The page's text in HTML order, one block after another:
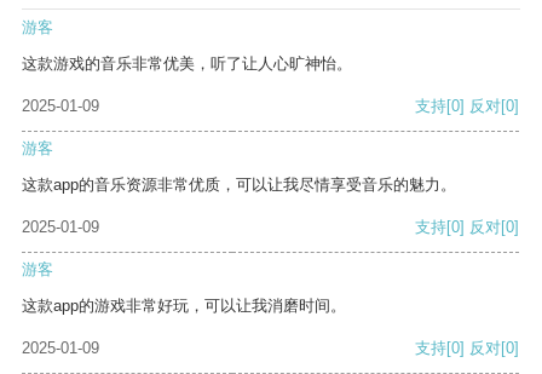
游客
这款游戏的音乐非常优美，听了让人心旷神怡。
2025-01-09 支持[0] 反对[0]
游客
这款app的音乐资源非常优质，可以让我尽情享受音乐的魅力。
2025-01-09 支持[0] 反对[0]
游客
这款app的游戏非常好玩，可以让我消磨时间。
2025-01-09 支持[0] 反对[0]